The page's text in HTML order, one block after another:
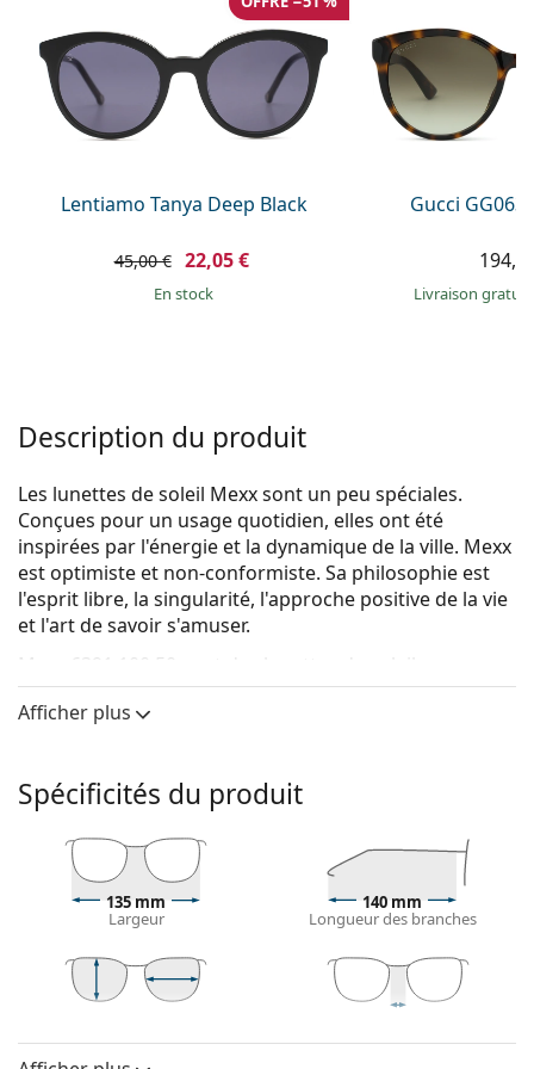
Prada
Toutes les marques
Lentiamo Tanya Deep Black
45,00 € 22,05 €
en stock
Gucci
Livraison
Description du produit
Les lunettes de soleil Mexx sont un peu spéciales.
Conçues pour un usage quotidien, elles ont été
inspirées par l'énergie et la dynamique de la ville. Mexx
est optimiste et non-conformiste. Sa philosophie est
l'esprit libre, la singularité, l'approche positive de la vie
et l'art de savoir s'amuser.
Mexx 6391 100 50
sont des lunettes de soleil pour
femmes.
Monture de lunettes de soleil
parfaitement avec tous les types de teint et des
Lunettes de soleil à montures rondessont un choix
idéal pour les personnes ayant une forme de visage
carrée ou ovale.
La monture des lunettes de soleil est fabriquée en
plastique de grande qualité, ce qui offre une grande
durabilité, un port confortable et un look
exceptionnel.
Verre de lunettes de soleil
Afficher plus
Spécificités du produit
135 mm
Largeur
140 mm
Longueur des branches
Hauteur des
verres
Largeur des Largeur du pont